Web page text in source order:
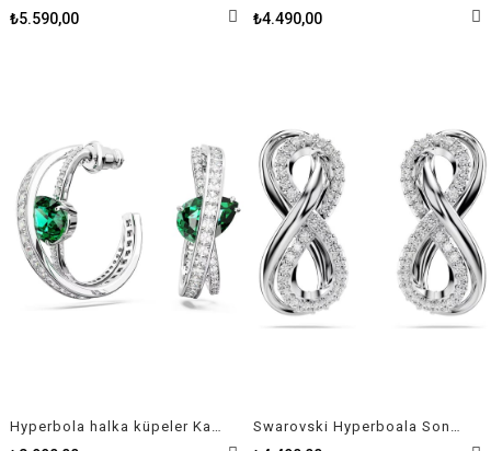
₺5.590,00 ₺4.490,00
Hyperbola halka küpeler Karışık kesimler, Yeşil, Rodyum kaplama Swarovski Hyperboala Sonsuzluk Taşlı Kadın Küpe